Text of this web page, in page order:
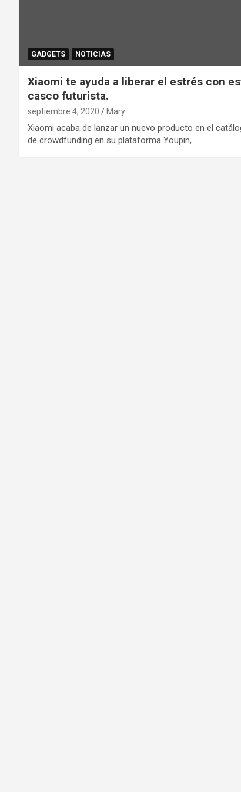
GADGETS NOTICIAS
Xiaomi te ayuda a liberar el estrés con
casco futurista.
septiembre 4, 2020 Mary
Xiaomi acaba de lanzar un nuevo producto en el
de crowdfunding en su plataforma Youpin,…